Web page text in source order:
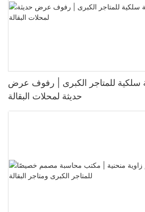
للمتاجر الكبرى | رفوف عرض
حديثة لمحلات البقالة